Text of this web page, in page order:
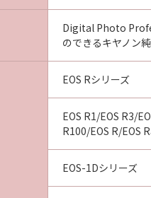
Digital Photo
のできるキヤノン
EOS Rシリーズ
EOS R1/EOS R3/
R100/EOS R/EOS
EOS-1Dシリーズ